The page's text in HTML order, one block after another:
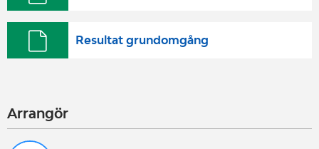
Resultat grundomgång
Arrangör